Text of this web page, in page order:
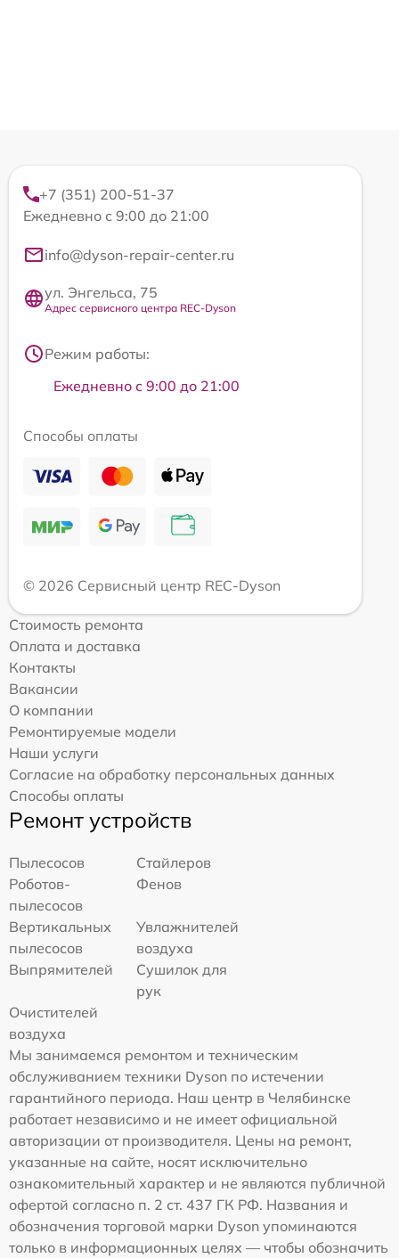
+7 (351) 200-51-37
Ежедневно с 9:00 до 21:00
info@dyson-repair-center.ru
ул. Энгельса, 75
Адрес сервисного центра REC-Dyson
Режим работы:
Ежедневно с 9:00 до 21:00
Способы оплаты
© 2026 Сервисный центр REC-Dyson
Стоимость ремонта
Оплата и доставка
Контакты
Вакансии
О компании
Ремонтируемые модели
Наши услуги
Согласие на обработку персональных данных
Способы оплаты
Ремонт устройств
Пылесосов
Стайлеров
Роботов-
пылесосов
Фенов
Вертикальных
пылесосов
Увлажнителей
воздуха
Выпрямителей
Сушилок для
рук
Очистителей
воздуха
Мы занимаемся ремонтом и техническим
обслуживанием техники Dyson по истечении
гарантийного периода. Наш центр в Челябинске
работает независимо и не имеет официальной
авторизации от производителя. Цены на ремонт,
указанные на сайте, носят исключительно
ознакомительный характер и не являются публичной
офертой согласно п. 2 ст. 437 ГК РФ. Названия и
обозначения торговой марки Dyson упоминаются
только в информационных целях — чтобы обозначить